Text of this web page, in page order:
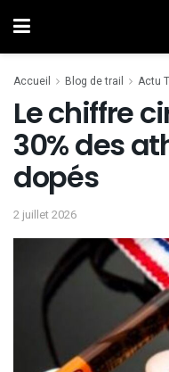
Accueil Blog de trail Actu
Le chiffre
30% des
dopés
2 juillet 2026